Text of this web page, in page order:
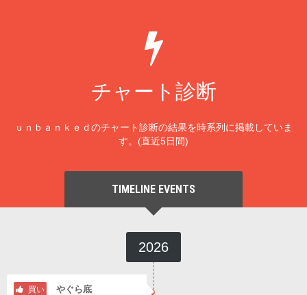
チャート診断
ｕｎｂａｎｋｅｄのチャート診断の結果を時系列に掲載していま
す。(直近5日間)
TIMELINE EVENTS
2026
買い やぐら底